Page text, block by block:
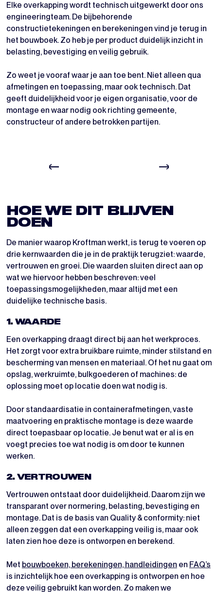
Elke overkapping wordt technisch uitgewerkt door ons
engineeringteam. De bijbehorende
constructietekeningen en berekeningen vind je terug in
het bouwboek. Zo heb je per product duidelijk inzicht in
belasting, bevestiging en veilig gebruik.
Zo weet je vooraf waar je aan toe bent. Niet alleen qua
afmetingen en toepassing, maar ook technisch. Dat
geeft duidelijkheid voor je eigen organisatie, voor de
montage en waar nodig ook richting gemeente,
constructeur of andere betrokken partijen.
HOE WE DIT BLIJVEN
DOEN
De manier waarop Kroftman werkt, is terug te voeren op
drie kernwaarden die je in de praktijk terugziet: waarde,
vertrouwen en groei. Die waarden sluiten direct aan op
wat we hiervoor hebben beschreven: veel
toepassingsmogelijkheden, maar altijd met een
duidelijke technische basis.
1. WAARDE
Een overkapping draagt direct bij aan het werkproces.
Het zorgt voor extra bruikbare ruimte, minder stilstand en
bescherming van mensen en materiaal. Of het nu gaat om
opslag, werkruimte, bulkgoederen of machines: de
oplossing moet op locatie doen wat nodig is.
Door standaardisatie in containerafmetingen, vaste
maatvoering en praktische montage is deze waarde
direct toepasbaar op locatie. Je benut wat er al is en
voegt precies toe wat nodig is om door te kunnen
werken.
2. VERTROUWEN
Vertrouwen ontstaat door duidelijkheid. Daarom zijn we
transparant over normering, belasting, bevestiging en
montage. Dat is de basis van Quality & conformity: niet
alleen zeggen dat een overkapping veilig is, maar ook
laten zien hoe deze is ontworpen en berekend.
Met bouwboeken, berekeningen, handleidingen en FAQ’s
is inzichtelijk hoe een overkapping is ontworpen en hoe
deze veilig gebruikt kan worden. Zo maken we